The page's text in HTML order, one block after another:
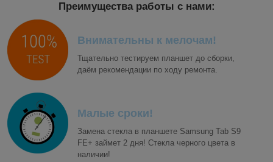
Преимущества работы с нами:
Внимательны к мелочам!
Тщательно тестируем планшет до сборки,
даём рекомендации по ходу ремонта.
Малые сроки!
Замена стекла в планшете Samsung Tab S9
FE+ займет 2 дня! Стекла черного цвета в
наличии!